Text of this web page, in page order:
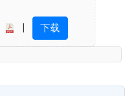
| 下载